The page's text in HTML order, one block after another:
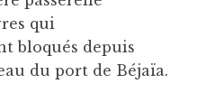
qui
bloqués depuis
du port de Béjaïa.